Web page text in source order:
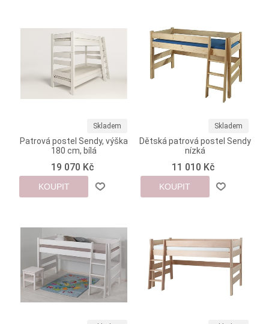
Skladem
Patrová postel Sendy, výška
180 cm, bílá
19 070 Kč
KOUPIT
Skladem
Dětská patrová postel Sendy
nízká
11 010 Kč
KOUPIT